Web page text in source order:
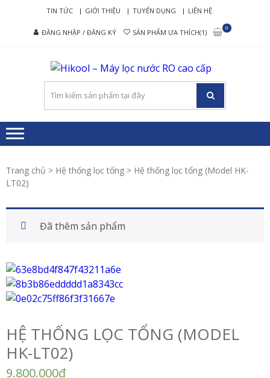
navigation
content
TIN TỨC GIỚI THIỆU TUYỂN DỤNG LIÊN HỆ
ĐĂNG NHẬP / ĐĂNG KÝ SẢN PHẨM ƯA THÍCH(1)
0
RO
Trang chủ > Hệ thống lọc tổng > Hệ thống lọc tổng (Model HK-
LT02)
Đã thêm sản phẩm
HỆ THỐNG LỌC TỔNG (MODEL
HK-LT02)
9.800.000₫